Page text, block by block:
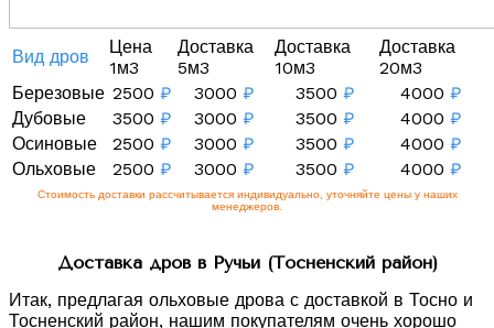
Вид дров
Цена
1м3
Доставка
5м3
Доставка
10м3
Доставка
20м3
Березовые 2500 ₽ 3000 ₽ 3500 ₽ 4000 ₽
Дубовые
3500 ₽ 3000 ₽ 3500 ₽ 4000 ₽
Осиновые
2500 ₽ 3000 ₽ 3500 ₽ 4000 ₽
Ольховые
2500 ₽ 3000 ₽ 3500 ₽ 4000 ₽
Стоимость доставки рассчитывается индивидуально, уточняйте цены у наших
менеджеров.
Доставка дров в Ручьи (Тосненский район)
Итак, предлагая ольховые дрова с доставкой в Тосно и
Тосненский район, нашим покупателям очень хорошо